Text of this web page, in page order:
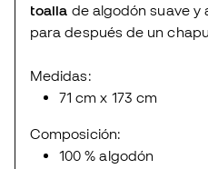
toalla de algodón suave
para después de un
Medidas:
71 cm x 173 cm
Composición:
100 % algodón